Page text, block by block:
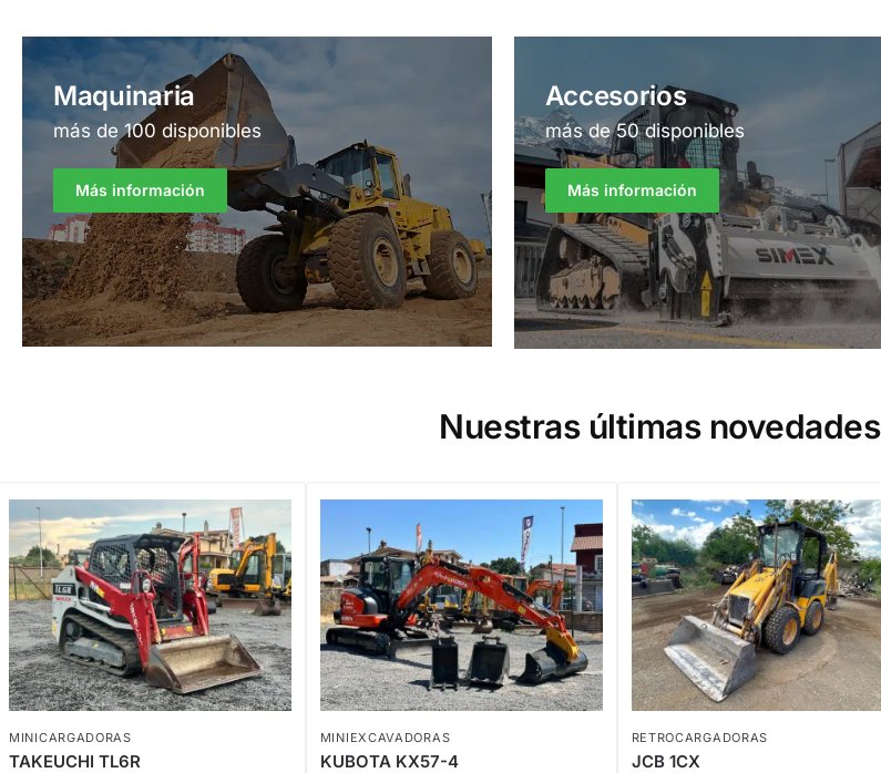
Maquinaria
más de 100 disponibles
Más información
Accesorios
más de 50 disponibles
Más información
Nuestras últimas novedades
MINICARGADORAS
TAKEUCHI TL6R
MINIEXCAVADORAS
KUBOTA KX57-4
RETROCARGADORAS
JCB 1CX